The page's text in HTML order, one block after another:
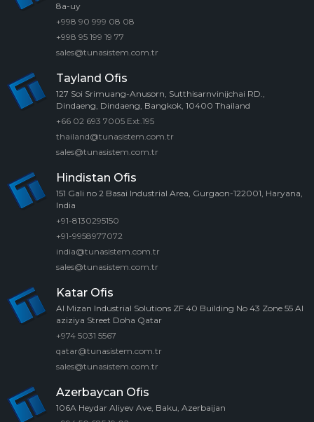
8a-uy
+998 90 999 08 08
+998 95 199 19 77
sales@tunasistem.com.tr
Tayland Ofis
127 Soi Srimuang-Anusorn, Sutthisarnvinijchai RD.,
Dindaeng, Dindaeng, Bangkok, 10400 Thailand
+66 02 693 7005 Ext.195
thailand@tunasistem.com.tr
sales@tunasistem.com.tr
Hindistan Ofis
151 Gali no 2 Basai Industrial Area, Gurgaon-122001, Haryana,
India
+91-8130295150
+91-9958977072
india@tunasistem.com.tr
sales@tunasistem.com.tr
Katar Ofis
Al Mizan Industrial Solutions ZF 40 Building No 43 Zone 55 Al
aziziya Street Doha Qatar
+974 5031 5567
qatar@tunasistem.com.tr
sales@tunasistem.com.tr
Azerbaycan Ofis
106A Heydar Aliyev Ave, Baku, Azerbaijan